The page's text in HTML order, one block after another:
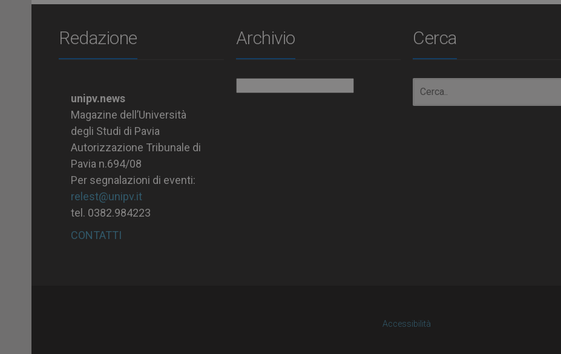
Redazione
unipv.news
Magazine dell’Università
degli Studi di Pavia
Autorizzazione Tribunale di
Pavia n.694/08
Per segnalazioni di eventi:
relest@unipv.it
tel. 0382.984223
CONTATTI
Archivio Cerca
Accessibilità